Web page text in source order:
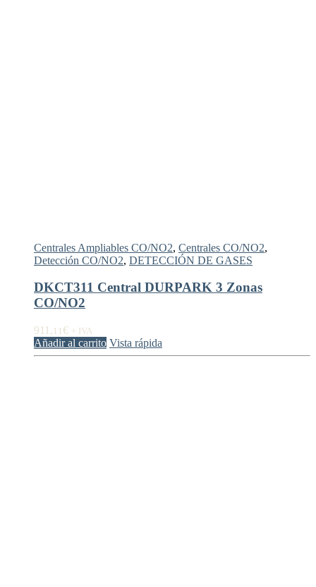
Centrales Ampliables CO/NO2, Centrales CO/NO2,
Detección CO/NO2, DETECCIÓN DE GASES
DKCT311 Central DURPARK 3 Zonas
CO/NO2
911, 11 € + IVA
Añadir al carrito Vista rápida